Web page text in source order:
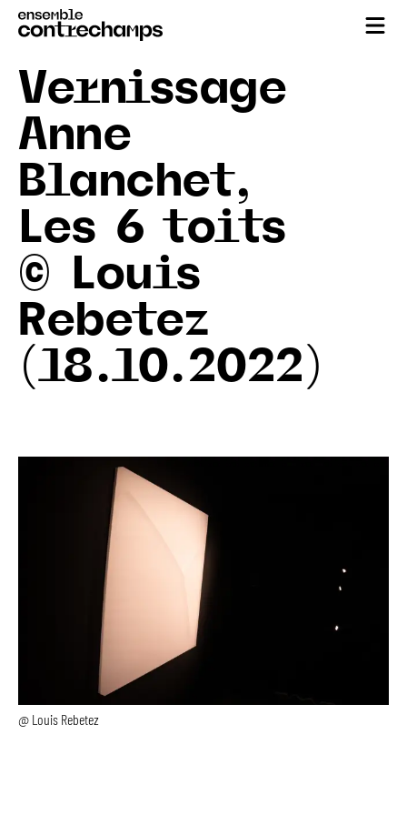
Vernissage
Anne
Blanchet,
Les 6 toits
© Louis
Rebetez
(18.10.2022)
@ Louis Rebetez